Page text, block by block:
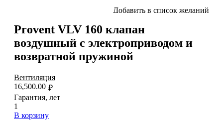
Добавить в список желаний
Provent VLV 160 клапан
воздушный с электроприводом и
возвратной пружиной
Вентиляция
₽
16,500.00
Гарантия, лет
1
В корзину